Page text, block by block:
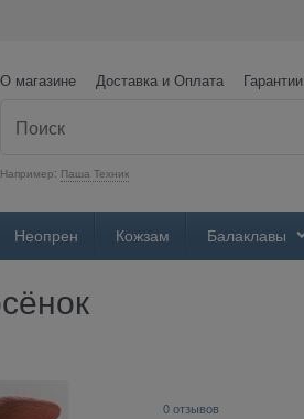
О магазине Доставка и Оплата Гарантии
Например: Паша Техник
Неопрен Кожзам Балаклавы
0 отзывов